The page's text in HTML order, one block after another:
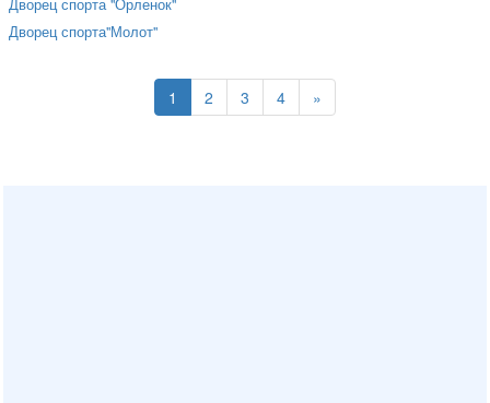
Дворец спорта "Орленок"
Дворец спорта"Молот"
1 2 3 4 »